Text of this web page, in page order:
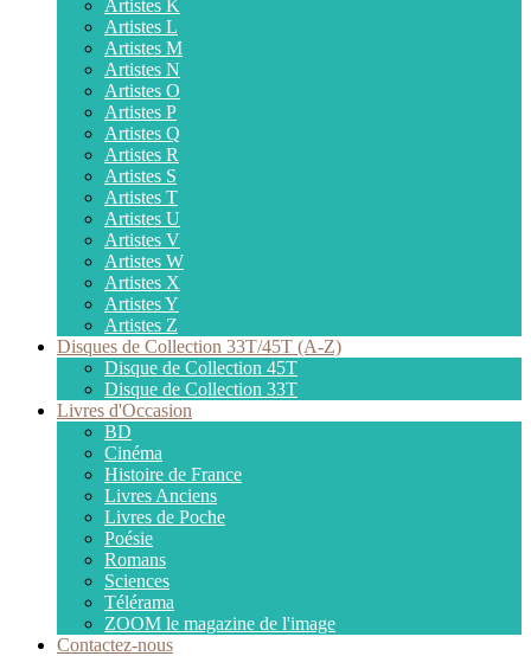
Artistes K
Artistes L
Artistes M
Artistes N
Artistes O
Artistes P
Artistes Q
Artistes R
Artistes S
Artistes T
Artistes U
Artistes V
Artistes W
Artistes X
Artistes Y
Artistes Z
Disques de Collection 33T/45T (A-Z)
Disque de Collection 45T
Disque de Collection 33T
Livres d'Occasion
BD
Cinéma
Histoire de France
Livres Anciens
Livres de Poche
Poésie
Romans
Sciences
Télérama
ZOOM le magazine de l'image
Contactez-nous